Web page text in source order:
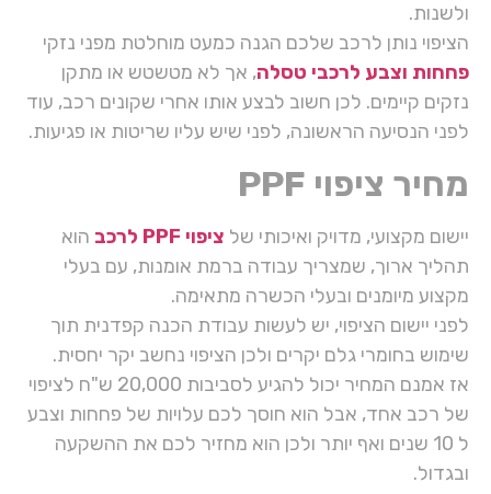
ולשנות.
הציפוי נותן לרכב שלכם הגנה כמעט מוחלטת מפני נזקי
פחחות וצבע לרכבי טסלה, אך לא מטשטש או מתקן
נזקים קיימים. לכן חשוב לבצע אותו אחרי שקונים רכב, עוד
לפני הנסיעה הראשונה, לפני שיש עליו שריטות או פגיעות.
מחיר ציפוי PPF
יישום מקצועי, מדויק ואיכותי של ציפוי PPF לרכב
הוא
תהליך ארוך, שמצריך עבודה ברמת אומנות, עם בעלי
מקצוע מיומנים ובעלי הכשרה מתאימה.
לפני יישום הציפוי, יש לעשות עבודת הכנה קפדנית תוך
שימוש בחומרי גלם יקרים ולכן הציפוי נחשב יקר יחסית.
אז אמנם המחיר יכול להגיע לסביבות 20,000 ש"ח לציפוי
של רכב אחד, אבל הוא חוסך לכם עלויות של פחחות וצבע
ל 10 שנים ואף יותר ולכן הוא מחזיר לכם את ההשקעה
ובגדול.